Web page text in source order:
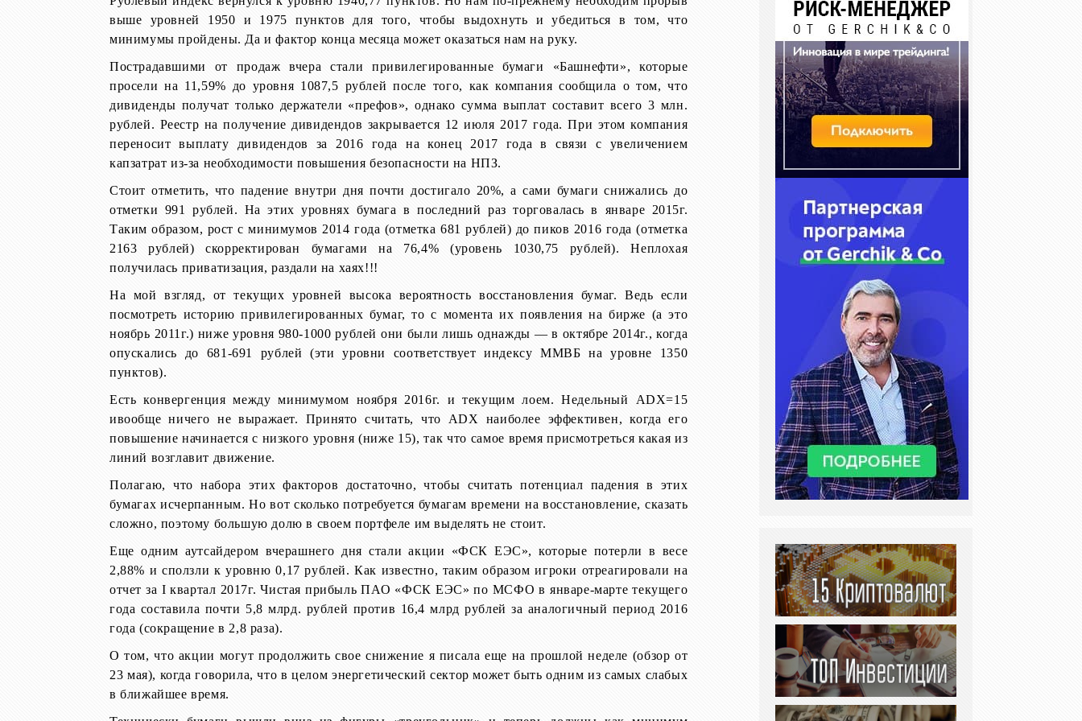
выше уровней 1950 и 1975 пунктов для того, чтобы выдохнуть и убедиться в том, что
минимумы пройдены. Да и фактор конца месяца может оказаться нам на руку.
Пострадавшими от продаж вчера стали привилегированные бумаги «Башнефти», которые
просели на 11,59% до уровня 1087,5 рублей после того, как компания сообщила о том, что
дивиденды получат только держатели «префов», однако сумма выплат составит всего 3 млн.
рублей. Реестр на получение дивидендов закрывается 12 июля 2017 года. При этом компания
переносит выплату дивидендов за 2016 года на конец 2017 года в связи с увеличением
капзатрат из-за необходимости повышения безопасности на НПЗ.
Стоит отметить, что падение внутри дня почти достигало 20%, а сами бумаги снижались до
отметки 991 рублей. На этих уровнях бумага в последний раз торговалась в январе 2015г.
Таким образом, рост с минимумов 2014 года (отметка 681 рублей) до пиков 2016 года (отметка
2163 рублей) скорректирован бумагами на 76,4% (уровень 1030,75 рублей). Неплохая
получилась приватизация, раздали на хаях!!!
На мой взгляд, от текущих уровней высока вероятность восстановления бумаг. Ведь если
посмотреть историю привилегированных бумаг, то с момента их появления на бирже (а это
ноябрь 2011г.) ниже уровня 980-1000 рублей они были лишь однажды — в октябре 2014г., когда
опускались до 681-691 рублей (эти уровни соответствует индексу ММВБ на уровне 1350
пунктов).
Есть конвергенция между минимумом ноября 2016г. и текущим лоем. Недельный
ADX=15
ивообще ничего не выражает. Принято считать, что
ADX наиболее эффективен, когда его
повышение начинается с низкого уровня (ниже 15), так что самое время присмотреться какая из
линий возглавит движение.
Полагаю, что набора этих факторов достаточно, чтобы считать потенциал падения в этих
бумагах исчерпанным. Но вот сколько потребуется бумагам времени на восстановление, сказать
сложно, поэтому большую долю в своем портфеле им выделять не стоит.
Еще одним аутсайдером вчерашнего дня стали акции «ФСК ЕЭС», которые потерли в весе
2,88% и сползли к уровню 0,17 рублей. Как известно, таким образом игроки отреагировали на
отчет за I квартал 2017г. Чистая прибыль ПАО «ФСК ЕЭС» по МСФО в январе-марте текущего
года составила почти 5,8 млрд. рублей против 16,4 млрд рублей за аналогичный период 2016
года (сокращение в 2,8 раза).
О том, что акции могут продолжить свое снижение я писала еще на прошлой неделе (обзор от
23 мая), когда говорила, что в целом энергетический сектор может быть одним из самых слабых
в ближайшее время.